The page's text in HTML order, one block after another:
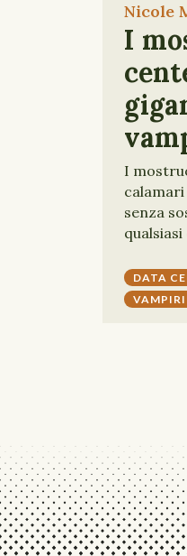
Nicole
I
I
senza
DATA
VAMPIRI